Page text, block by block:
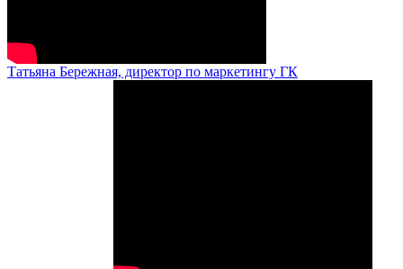
Татьяна Бережная, директор по маркетингу ГК